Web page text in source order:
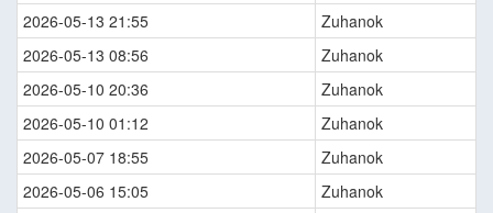
2026-05-13 21:55
Zuhanok
2026-05-13 08:56
Zuhanok
2026-05-10 20:36
Zuhanok
2026-05-10 01:12
Zuhanok
2026-05-07 18:55
Zuhanok
2026-05-06 15:05
Zuhanok